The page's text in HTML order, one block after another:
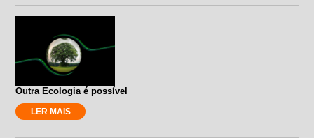
Outra Ecologia é possível
LER MAIS